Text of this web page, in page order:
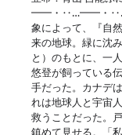
━━・‥…━━・
象によって、『自
来の地球。緑に沈
と）のもとに、一
悠登が飼っている
手だった。カナデ
れは地球人と宇宙
救うことだった。